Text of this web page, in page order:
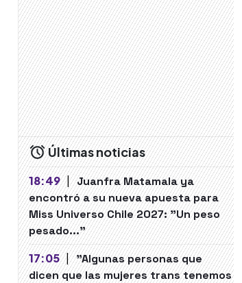
Últimas noticias
18:49 | Juanfra Matamala ya
encontró a su nueva apuesta para
Miss Universo Chile 2027: "Un peso
pesado..."
17:05 | "Algunas personas que
dicen que las mujeres trans tenemos